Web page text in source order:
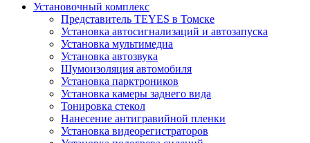
Установочный комплекс
Представитель TEYES в Томске
Установка автосигнализаций и автозапуска
Установка мультимедиа
Установка автозвука
Шумоизоляция автомобиля
Установка парктроников
Установка камеры заднего вида
Тонировка стекол
Нанесение антигравийной пленки
Установка видеорегистраторов